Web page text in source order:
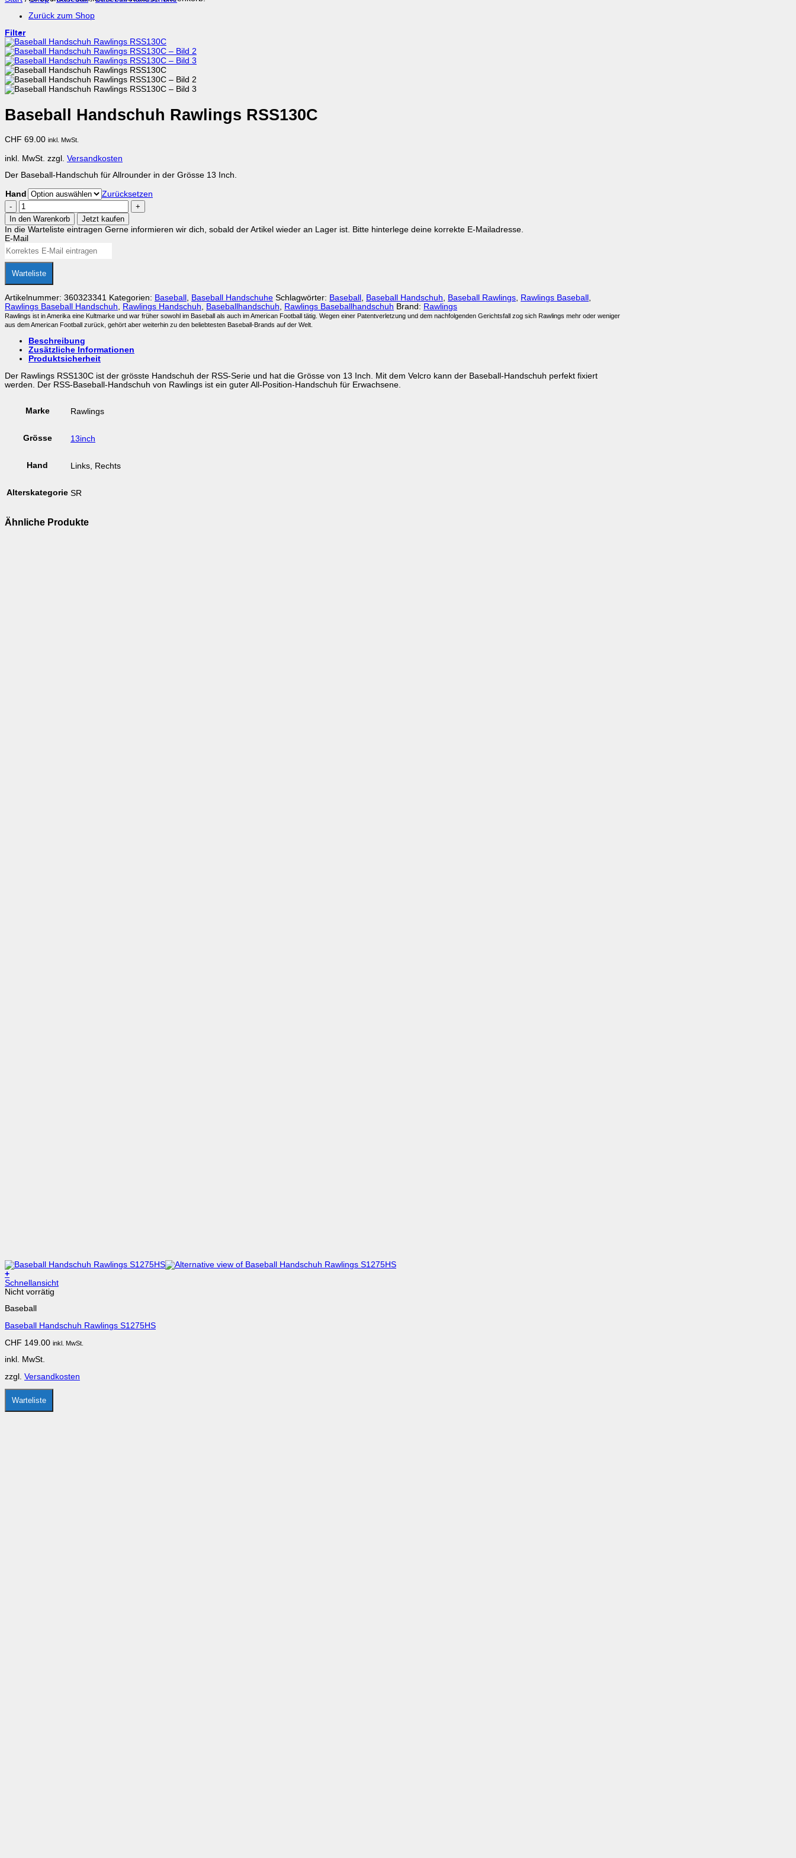
Zurück zum Shop
Filter
Baseball Handschuh Rawlings RSS130C
CHF 69.00 inkl. MwSt.
inkl. MwSt. zzgl. Versandkosten
Der Baseball-Handschuh für Allrounder in der Grösse 13 Inch.
Hand
Zurücksetzen
Baseball
Handschuh
Rawlings
RSS130C
Menge
In den Warenkorb
Jetzt kaufen
In die Warteliste eintragen Gerne informieren wir dich, sobald der Artikel wieder an Lager ist. Bitte hinterlege deine korrekte E-Mailadresse.
E-Mail
Warteliste
Artikelnummer: 360323341 Kategorien: Baseball Baseball Handschuhe Schlagwörter: Baseball Baseball Handschuh Baseball Rawlings Rawlings Baseball
Rawlings Baseball Handschuh
Rawlings Handschuh Baseballhandschuh Rawlings Baseballhandschuh Brand: Rawlings
Rawlings ist in Amerika eine Kultmarke und war früher sowohl im Baseball als auch im American Football tätig. Wegen einer Patentverletzung und dem nachfolgenden Gerichtsfall zog sich Rawlings mehr oder weniger
aus dem American Football zurück, gehört aber weiterhin zu den beliebtesten Baseball-Brands auf der Welt.
Beschreibung
Zusätzliche Informationen
Produktsicherheit
Der Rawlings RSS130C ist der grösste Handschuh der RSS-Serie und hat die Grösse von 13 Inch. Mit dem Velcro kann der Baseball-Handschuh perfekt fixiert
werden. Der RSS-Baseball-Handschuh von Rawlings ist ein guter All-Position-Handschuh für Erwachsene.
Marke Rawlings
Grösse 13inch
Hand Links, Rechts
Alterskategorie SR
Ähnliche Produkte
+
Dieses
Produkt
mehrere
auf.
Optionen
auf
Produktseite
gewählt
werden
Schnellansicht
Nicht vorrätig
Baseball
Baseball Handschuh Rawlings S1275HS
CHF 149.00 inkl. MwSt.
inkl. MwSt.
zzgl. Versandkosten
Warteliste